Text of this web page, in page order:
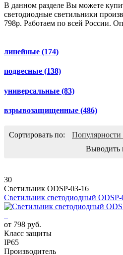
В данном разделе Вы можете
светодиодные светильники
798р. Работаем по всей России.
линейные (174)
подвесные (138)
универсальные (83)
взрывозащищенные (486)
Сортировать по: Популярности
Выводить
30
Светильник ODSP-03-16
Светильник светодиодный ODSP-
от 798 руб.
Класс защиты
IP65
Производитель